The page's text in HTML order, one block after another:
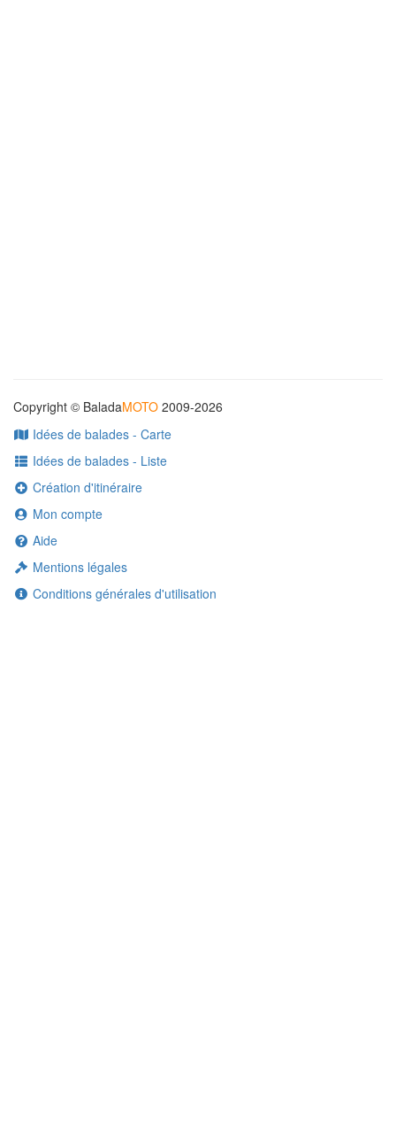
Copyright © BaladaMOTO 2009-2026
Idées de balades - Carte
Idées de balades - Liste
Création d'itinéraire
Mon compte
Aide
Mentions légales
Conditions générales d'utilisation